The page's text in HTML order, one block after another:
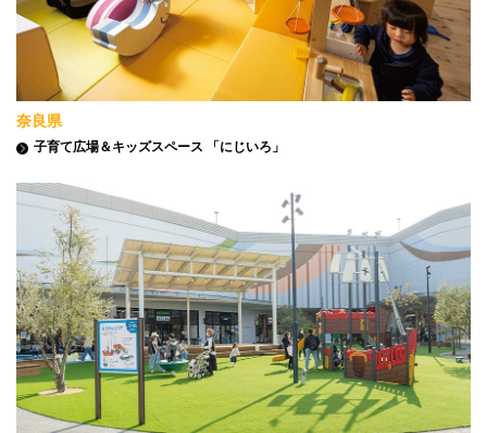
奈良県
子育て広場＆キッズスペース 「にじいろ」